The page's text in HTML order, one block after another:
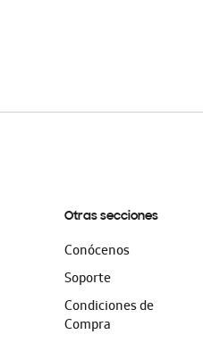
Otras secciones
Conócenos
Soporte
Condiciones de
Compra